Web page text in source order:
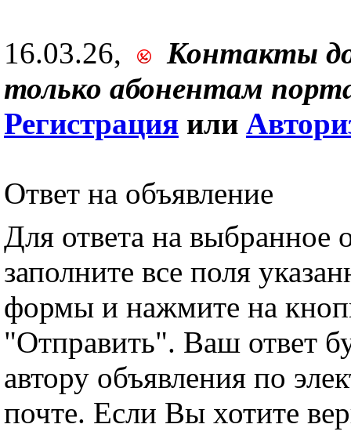
16.03.26,
Контакты
только абонентам
Регистрация или
Ответ на объявление
Для ответа на выбранное
заполните все поля
формы и нажмите на
"Отправить". Ваш ответ
автору объявления по
почте. Если Вы хотите